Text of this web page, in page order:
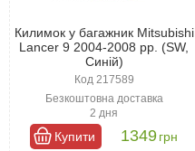
Килимок у багажник Mitsubishi
Lancer 9 2004-2008 рр. (SW,
Синій)
Код 217589
Безкоштовна доставка
2 дня
Купити 1349грн